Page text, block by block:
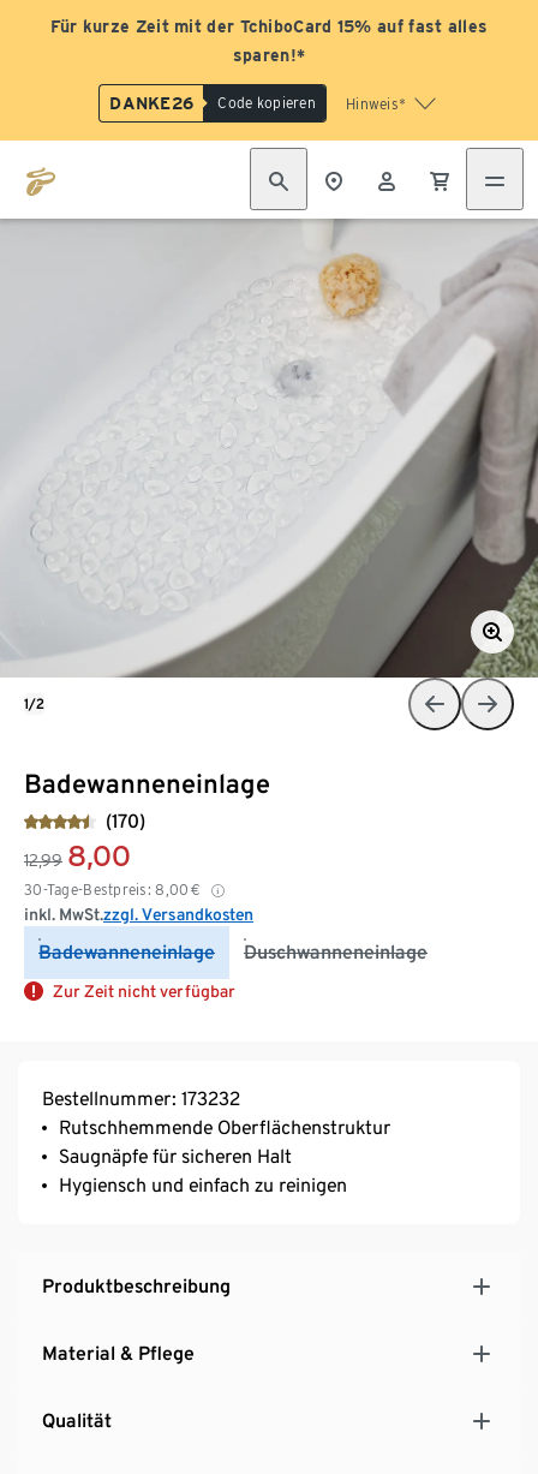
Für kurze Zeit mit der TchiboCard 15% auf fast alles
sparen!*
DANKE26 Code kopieren Hinweis*
Badewanneneinlage
(170)
12,99 8,00
30-Tage-Bestpreis: 8,00 €
inkl. MwSt.zzgl. Versandkosten
Badewanneneinlage Duschwanneneinlage
Zur Zeit nicht verfügbar
1/2
Bestellnummer: 173232
Rutschhemmende Oberflächenstruktur
Saugnäpfe für sicheren Halt
Hygiensch und einfach zu reinigen
Produktbeschreibung
Material & Pflege
Qualität